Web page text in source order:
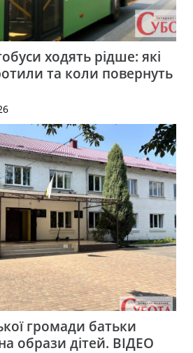
ходять рідше: які
та коли повернуть
громади батьки
образи дітей. ВІДЕО